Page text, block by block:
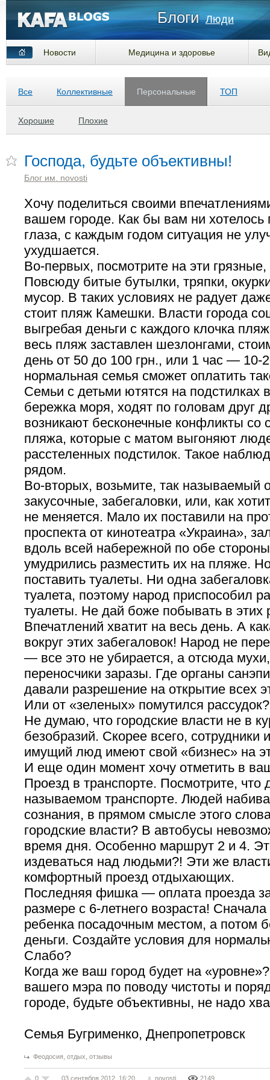
Блоги Люди
Новости Медицина и здоровье
Все Коллективные Персональные
Хорошие Плохие
ТОП
Господа, будьте объективны!
Блог им. novosti
Хочу поделиться своими
вашем городе. Как бы вам ни хотелось
глаза, с каждым годом ситуация не
ухудшается.
Во-первых, посмотрите на эти
Повсюду битые бутылки, тряпки,
мусор. В таких условиях не радует
стоит пляж Камешки. Власти города
выгребая деньги с каждого клочка
весь пляж заставлен шезлонгами,
день от 50 до 100 грн., или 1 час — 10-
нормальная семья сможет оплатить
Семьи с детьми ютятся на подстилках
бережка моря, ходят по головам друг
возникают бесконечные конфликты со
пляжа, которые с матом выгоняют
расстеленных подстилок. Такое
рядом.
Во-вторых, возьмите, так называемый
закусочные, забегаловки, или, как
не меняется. Мало их поставили на
проспекта от кинотеатра «Украина»,
вдоль всей набережной по обе
умудрились разместить их на пляже.
поставить туалеты. Ни одна
туалета, поэтому народ приспособил
туалеты. Не дай боже побывать в этих
Впечатлений хватит на весь день. А
вокруг этих забегаловок! Народ не
— все это не убирается, а отсюда
переносчики заразы. Где органы
давали разрешение на открытие всех
Или от «зеленых» помутился рассудок?
Не думаю, что городские власти не в
безобразий. Скорее всего, сотрудники
имущий люд имеют свой «бизнес» на
И еще один момент хочу отметить в
Проезд в транспорте. Посмотрите, что
называемом транспорте. Людей
сознания, в прямом смысле этого
городские власти? В автобусы
время дня. Особенно маршрут 2 и 4.
издеваться над людьми?! Эти же
комфортный проезд отдыхающих.
Последняя фишка — оплата проезда
размере с 6-летнего возраста! Сначала
ребенка посадочным местом, а потом
деньги. Создайте условия для
Слабо?
Когда же ваш город будет на
вашего мэра по поводу чистоты и
городе, будьте объективны, не надо
Семья Бугрименко, Днепропетровск
Феодосия, отдых, отзывы
0 03 сентября 2012, 16:20 novosti 2149